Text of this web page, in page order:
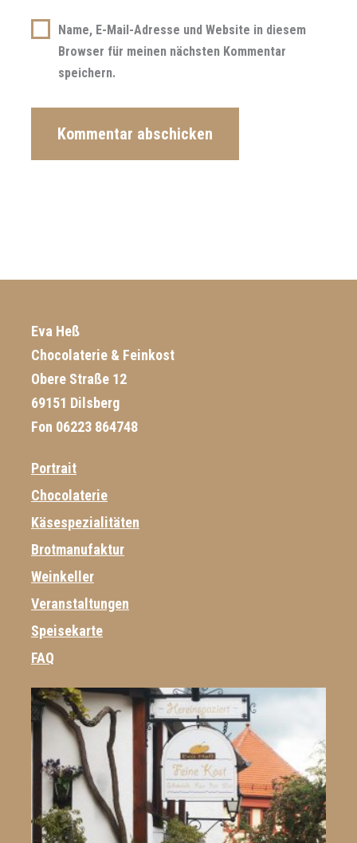
Name, E-Mail-Adresse und Website in diesem
Browser für meinen nächsten Kommentar
speichern.
Eva Heß
Chocolaterie & Feinkost
Obere Straße 12
69151 Dilsberg
Fon 06223 864748
Portrait
Chocolaterie
Käsespezialitäten
Brotmanufaktur
Weinkeller
Veranstaltungen
Speisekarte
FAQ